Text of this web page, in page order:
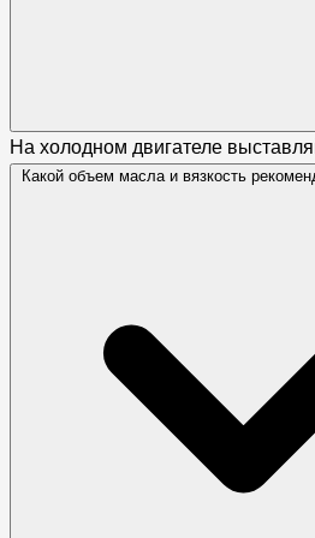
На холодном двигателе
Какой объем масла и вязкость